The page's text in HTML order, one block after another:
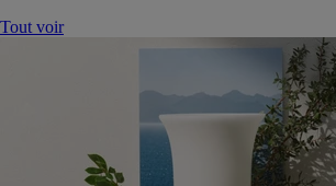
Tout voir